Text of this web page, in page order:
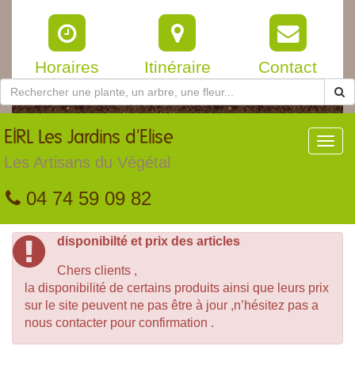
Horaires Itinéraire Contact
EIRL Les Jardins d'Elise
Les Artisans du Végétal
04 74 59 09 82
disponibilté et prix des articles
Chers clients ,
la disponibilité de certains produits ainsi que leurs prix
sur le site peuvent ne pas être à jour ,n’hésitez pas a
nous contacter pour confirmation .